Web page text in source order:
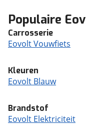
Populaire
Carrosserie
Eovolt Vouwfiets
Kleuren
Eovolt Blauw
Brandstof
Eovolt Elektriciteit